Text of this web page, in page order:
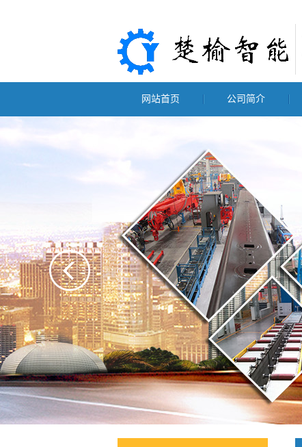
网站首页 公司简介